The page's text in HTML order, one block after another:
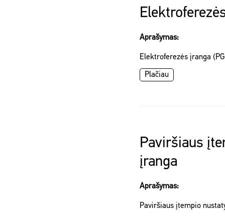
Aprašymas:
Elektroferezės įranga
Plačiau
Paviršiaus
įranga
Aprašymas:
Paviršiaus įtempio